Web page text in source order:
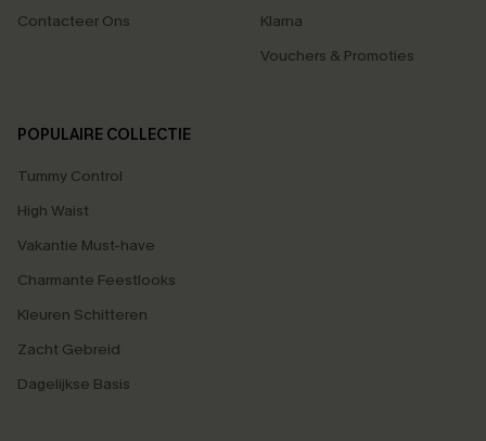
Contacteer Ons
Klarna
Vouchers & Promoties
POPULAIRE COLLECTIE
Tummy Control
High Waist
Vakantie Must-have
Charmante Feestlooks
Kleuren Schitteren
Zacht Gebreid
Dagelijkse Basis